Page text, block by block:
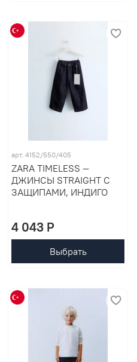
арт. 4152/550/405
ZARA TIMELESS —
ДЖИНСЫ STRAIGHT С
ЗАЩИПАМИ, ИНДИГО
4 043 P
Выбрать